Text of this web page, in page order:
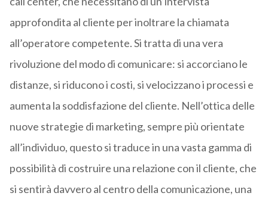
approfondita al cliente per inoltrare la chiamata
all’operatore competente. Si tratta di una vera
rivoluzione del modo di comunicare: si accorciano le
distanze, si riducono i costi, si velocizzano i processi e
aumenta la soddisfazione del cliente. Nell’ottica delle
nuove strategie di marketing, sempre più orientate
all’individuo, questo si traduce in una vasta gamma di
possibilità di costruire una relazione con il cliente, che
si sentirà davvero al centro della comunicazione, una